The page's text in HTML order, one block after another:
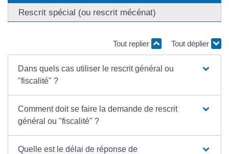
Rescrit spécial (ou rescrit mécénat)
Tout replier Tout déplier
Dans quels cas utiliser le rescrit général ou
"fiscalité" ?
Comment doit se faire la demande de rescrit
général ou "fiscalité" ?
Quelle est le délai de réponse de